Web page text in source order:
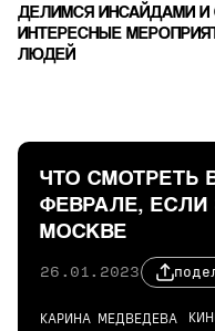
ДЕЛИМСЯ ИНСАЙДАМИ
ИНТЕРЕСНЫЕ
ЛЮДЕЙ
ЧТО СМОТРЕТЬ
ФЕВРАЛЕ,
МОСКВЕ
26.01.2023
КАРИНА МЕДВЕДЕВА